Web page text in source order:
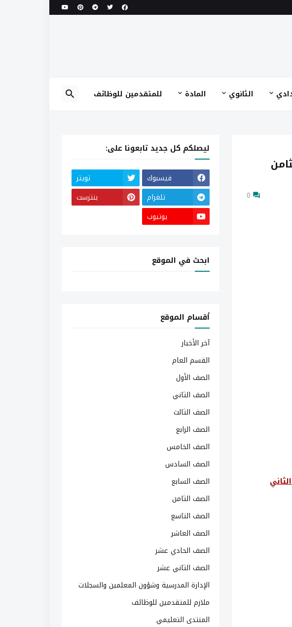
الثانوي المادة للمتقدمين للوظائف
0
ليصلكم كل جديد تابعونا على:
فيسبوك
تويتر
تلغرام
بنترست
يوتيوب
ابحث في الموقع
أقسام الموقع
آخر الأخبار
القسم العام
الصف الأول
الصف الثاني
الصف الثالث
الصف الرابع
الصف الخامس
الصف السادس
الصف السابع
الصف الثامن
الصف التاسع
الصف العاشر
الصف الحادي عشر
الصف الثاني عشر
الإدارة المدرسية وشؤون المعلمين والسجلات
ملازم للمتقدمين للوظائف
المنتدى التعليمي